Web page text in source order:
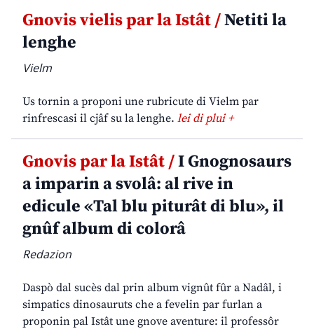
Gnovis vielis par la Istât /Netiti la
lenghe
Vielm
Us tornin a proponi une rubricute di Vielm par
rinfrescasi il cjâf su la lenghe. lei di plui +
Gnovis par la Istât /I Gnognosaurs
a imparin a svolâ: al rive in
edicule «Tal blu piturât di blu», il
gnûf album di colorâ
Redazion
Daspò dal sucès dal prin album vignût fûr a Nadâl, i
simpatics dinosauruts che a fevelin par furlan a
proponin pal Istât une gnove aventure: il professôr